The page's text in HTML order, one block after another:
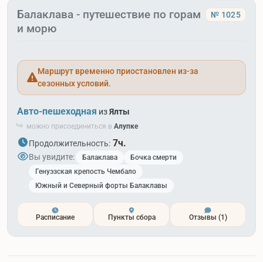
Балаклава - путешествие по горам
и морю
№ 1025
Маршрут временно приостановлен из-за
сезонных условий.
Авто-пешеходная изЯлты
можно присоединиться в Алупке
Продолжительность: 7ч.
Вы увидите: Балаклава
Бочка смерти
Генуэзская крепость Чембало
Южный и Северный форты Балаклавы
Расписание Пункты сбора Отзывы (1)